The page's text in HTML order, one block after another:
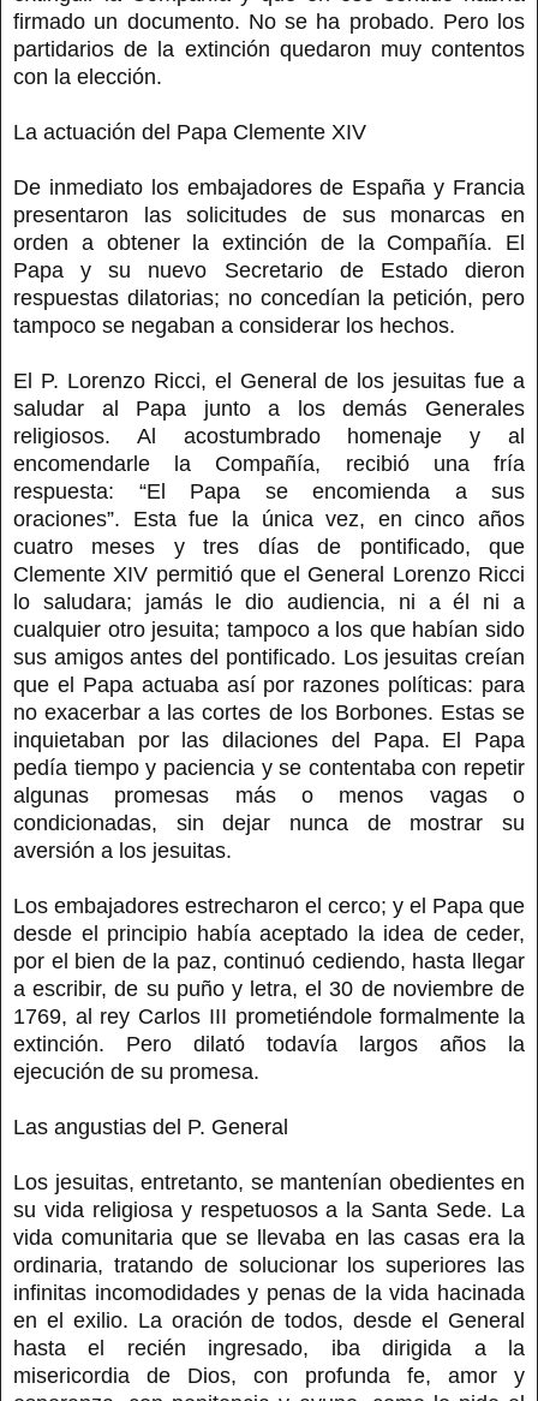
firmado un documento. No se ha probado. Pero los
partidarios de la extinción quedaron muy contentos
con la elección.
La actuación del Papa Clemente XIV
De inmediato los embajadores de España y Francia
presentaron las solicitudes de sus monarcas en
orden a obtener la extinción de la Compañía. El
Papa y su nuevo Secretario de Estado dieron
respuestas dilatorias; no concedían la petición, pero
tampoco se negaban a considerar los hechos.
El P. Lorenzo Ricci, el General de los jesuitas fue a
saludar al Papa junto a los demás Generales
religiosos. Al acostumbrado homenaje y al
encomendarle la Compañía, recibió una fría
respuesta: “El Papa se encomienda a sus
oraciones”. Esta fue la única vez, en cinco años
cuatro meses y tres días de pontificado, que
Clemente XIV permitió que el General Lorenzo Ricci
lo saludara; jamás le dio audiencia, ni a él ni a
cualquier otro jesuita; tampoco a los que habían sido
sus amigos antes del pontificado. Los jesuitas creían
que el Papa actuaba así por razones políticas: para
no exacerbar a las cortes de los Borbones. Estas se
inquietaban por las dilaciones del Papa. El Papa
pedía tiempo y paciencia y se contentaba con repetir
algunas promesas más o menos vagas o
condicionadas, sin dejar nunca de mostrar su
aversión a los jesuitas.
Los embajadores estrecharon el cerco; y el Papa que
desde el principio había aceptado la idea de ceder,
por el bien de la paz, continuó cediendo, hasta llegar
a escribir, de su puño y letra, el 30 de noviembre de
1769, al rey Carlos III prometiéndole formalmente la
extinción. Pero dilató todavía largos años la
ejecución de su promesa.
Las angustias del P. General
Los jesuitas, entretanto, se mantenían obedientes en
su vida religiosa y respetuosos a la Santa Sede. La
vida comunitaria que se llevaba en las casas era la
ordinaria, tratando de solucionar los superiores las
infinitas incomodidades y penas de la vida hacinada
en el exilio. La oración de todos, desde el General
hasta el recién ingresado, iba dirigida a la
misericordia de Dios, con profunda fe, amor y